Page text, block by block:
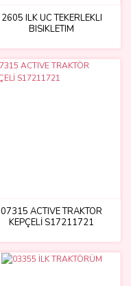
2605 ILK UC TEKERLEKLI
BISIKLETIM
07315 ACTIVE TRAKTÖR
KEPÇELİ S17211721